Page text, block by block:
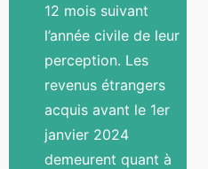
12 mois suivant
l’année civile de leur
perception. Les
revenus étrangers
acquis avant le 1er
janvier 2024
demeurent quant à